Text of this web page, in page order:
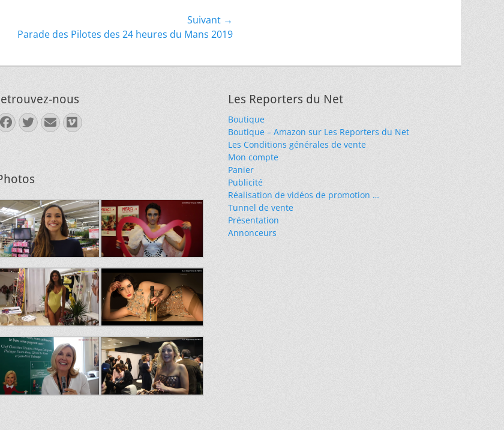
Suivant →
ArticleParade des Pilotes des 24 heures du Mans 2019
nous
Facebook
Twitter
E-
mail
Vimeo
Les Reporters du Net
Boutique
Boutique – Amazon sur Les Reporters du Net
Les Conditions générales de vente
Mon compte
Panier
Publicité
Réalisation de vidéos de promotion …
Tunnel de vente
Présentation
Annonceurs